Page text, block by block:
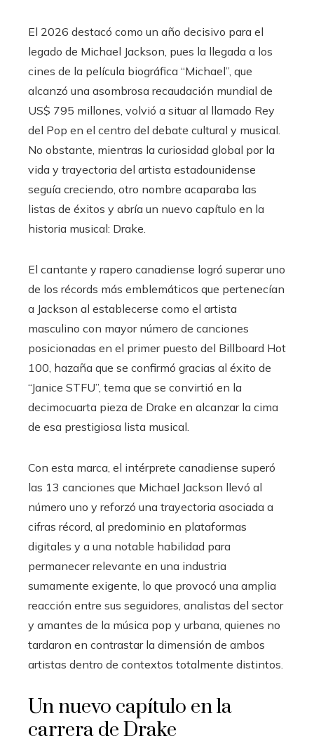
El 2026 destacó como un año decisivo para el
legado de Michael Jackson, pues la llegada a los
cines de la película biográfica “Michael”, que
alcanzó una asombrosa recaudación mundial de
US$ 795 millones, volvió a situar al llamado Rey
del Pop en el centro del debate cultural y musical.
No obstante, mientras la curiosidad global por la
vida y trayectoria del artista estadounidense
seguía creciendo, otro nombre acaparaba las
listas de éxitos y abría un nuevo capítulo en la
historia musical: Drake.
El cantante y rapero canadiense logró superar uno
de los récords más emblemáticos que pertenecían
a Jackson al establecerse como el artista
masculino con mayor número de canciones
posicionadas en el primer puesto del Billboard Hot
100, hazaña que se confirmó gracias al éxito de
“Janice STFU”, tema que se convirtió en la
decimocuarta pieza de Drake en alcanzar la cima
de esa prestigiosa lista musical.
Con esta marca, el intérprete canadiense superó
las 13 canciones que Michael Jackson llevó al
número uno y reforzó una trayectoria asociada a
cifras récord, al predominio en plataformas
digitales y a una notable habilidad para
permanecer relevante en una industria
sumamente exigente, lo que provocó una amplia
reacción entre sus seguidores, analistas del sector
y amantes de la música pop y urbana, quienes no
tardaron en contrastar la dimensión de ambos
artistas dentro de contextos totalmente distintos.
Un nuevo capítulo en la
carrera de Drake